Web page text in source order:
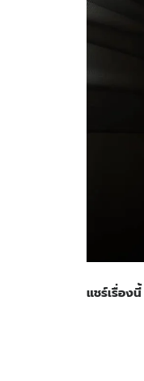
แชร์เรื่องนี้